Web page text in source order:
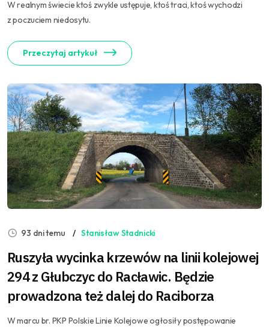
W realnym świecie ktoś zwykle ustępuje, ktoś traci, ktoś wychodzi
z poczuciem niedosytu.
Przeczytaj artykuł
93 dni temu Stanisław Stadnicki
Ruszyła wycinka krzewów na linii kolejowej
294 z Głubczyc do Racławic. Będzie
prowadzona też dalej do Raciborza
W marcu br. PKP Polskie Linie Kolejowe ogłosiły postępowanie